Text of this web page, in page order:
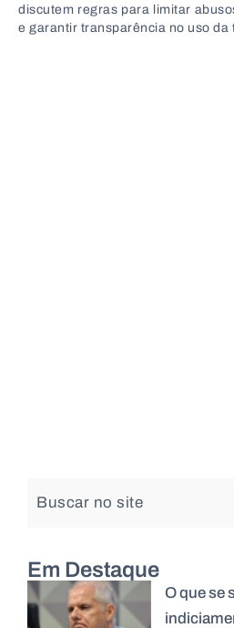
discutem regras para limitar
e garantir transparência no uso da
Em Destaque
O que se